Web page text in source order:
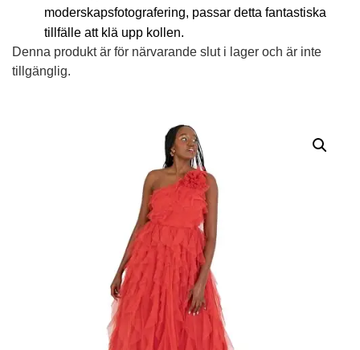
moderskapsfotografering, passar detta fantastiska
tillfälle att klä upp kollen.
Denna produkt är för närvarande slut i lager och är inte
tillgänglig.